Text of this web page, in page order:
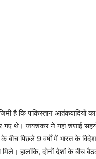
है कि पाकिस्तान
गए थे। जयशंकर ने यहां शंघाई
बीच पिछले 9 वर्षों में भारत के
हालांकि, दोनों देशों के बीच